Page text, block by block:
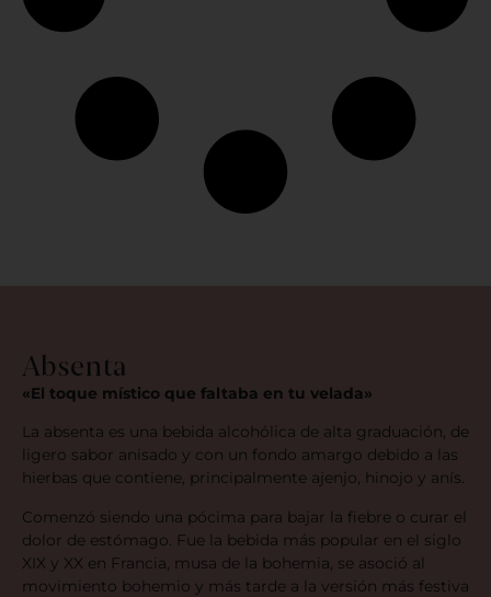
Absenta
«El toque místico que faltaba en tu velada»
La absenta es una bebida alcohólica de alta graduación, de
ligero sabor anisado y con un fondo amargo debido a las
hierbas que contiene, principalmente ajenjo, hinojo y anís.
Comenzó siendo una pócima para bajar la fiebre o curar el
dolor de estómago. Fue la bebida más popular en el siglo
XIX y XX en Francia, musa de la bohemia, se asoció al
movimiento bohemio y más tarde a la versión más festiva